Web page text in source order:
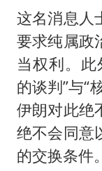
这名消息人
要求纯属政
当权利。
的谈判”与“
伊朗对此绝
绝不会同意
的交换条件。